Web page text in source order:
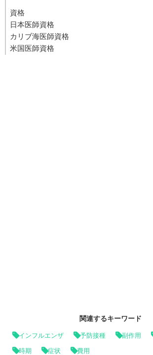
資格
日本医師資格
カリブ海医師資格
米国医師資格
関連するキーワード
インフルエンザ 予防接種 副作用
時期 症状 費用